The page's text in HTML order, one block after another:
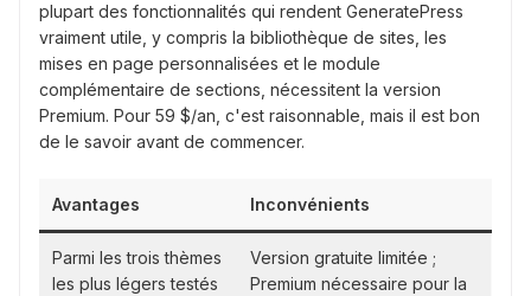
plupart des fonctionnalités qui rendent GeneratePress
vraiment utile, y compris la bibliothèque de sites, les
mises en page personnalisées et le module
complémentaire de sections, nécessitent la version
Premium. Pour 59 $/an, c'est raisonnable, mais il est bon
de le savoir avant de commencer.
Avantages Inconvénients
Parmi les trois thèmes
les plus légers testés
Version gratuite limitée ;
Premium nécessaire pour la